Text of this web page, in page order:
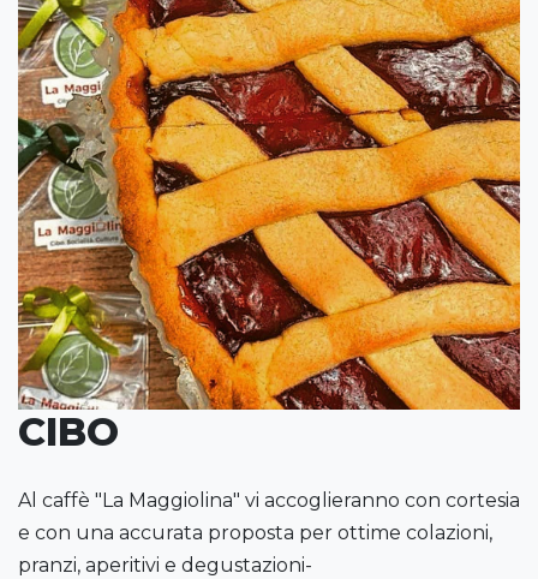
CIBO
Al caffè "La Maggiolina" vi accoglieranno con cortesia
e con una accurata proposta per ottime colazioni,
pranzi, aperitivi e degustazioni-